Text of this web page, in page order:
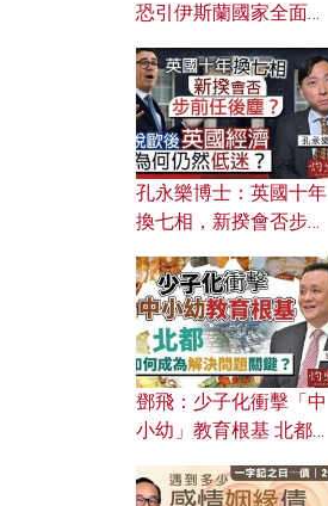
恐引伊斯蘭國家全面反
對付北約美國？
孔永樂博士：英國十年
換七相，新揆會否步前
濟為何仍然低迷？
鄧飛：少子化衝擊「中
小幼」教育根基 北都如